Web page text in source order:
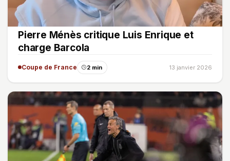
Pierre Ménès critique Luis Enrique et
charge Barcola
Coupe de France 2 min 13 janvier 2026